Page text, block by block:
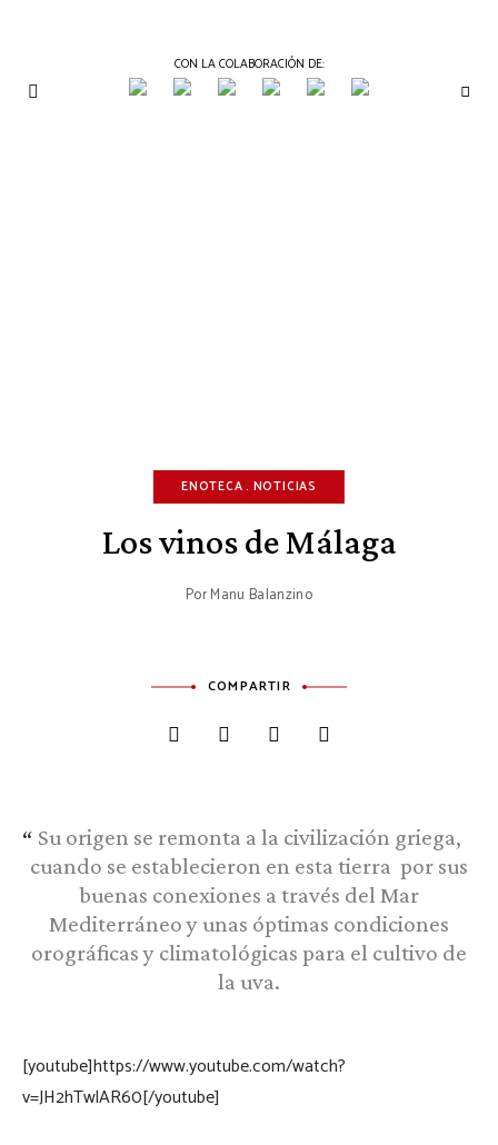
CON LA COLABORACIÓN DE:
ENOTECA NOTICIAS
Los vinos de Málaga
PorManu Balanzino
COMPARTIR
Su origen se remonta a la civilización griega,
cuando se establecieron en esta tierra por sus
buenas conexiones a través del Mar
Mediterráneo y unas óptimas condiciones
orográficas y climatológicas para el cultivo de
la uva.
[youtube]https://www.youtube.com/watch?
v=JH2hTwlAR60[/youtube]